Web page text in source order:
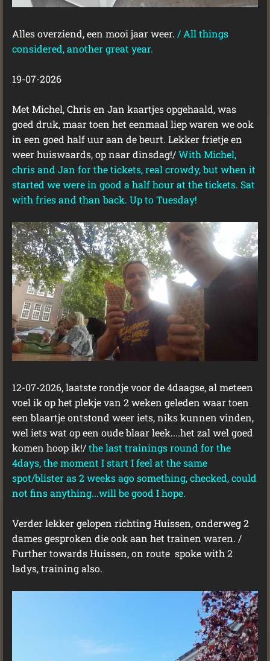
Alles overziend, een mooi jaar weer. / All things
considered, another great year.
19-07-2026
Met Michel, Chris en Jan kaartjes opgehaald, was
goed druk, maar toen het eenmaal liep waren we ook
in een goed half uur aan de beurt. Lekker frietje en
weer huiswaards, op naar dinsdag!/With Michel,
chris and Jan for the tickets, real crowdy, but when it
started we were in good a half hour at the tickets. Sat
with fries and than back. Up to Tuesday!
12-07-2026, laatste rondje voor de 4daagse, al meteen
voel ik op het plekje van 2 weken geleden waar toen
een blaartje ontstond weer iets, niks kunnen vinden,
wel iets wat op een oude blaar leek....het zal wel goed
komen hoop ik!/the last trainings round for the
4days, the moment I start I feel at the same
spot/blister as 2 weeks ago something, checked, could
not fins anything...will be good I hope.
Verder lekker gelopen richting Huissen, onderweg 2
dames gesproken die ook aan het trainen waren. /
Further towards Huissen, on route spoke with 2
ladys, training also.